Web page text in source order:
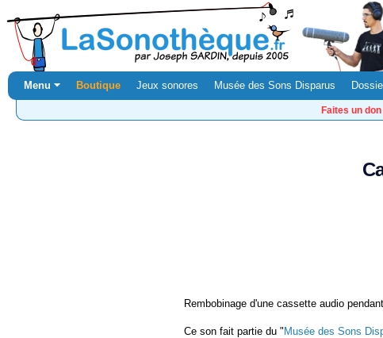
Menu ⏷ Boutique Jeux sonores Musée des Sons Disparus
Faites un
Rembobinage d'une cassette audio
Ce son fait partie du "Musée des Sons